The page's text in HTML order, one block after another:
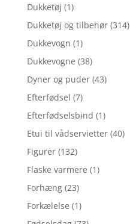
Dukketøj (1)
Dukketøj og tilbehør (314)
Dukkevogn (1)
Dukkevogne (38)
Dyner og puder (43)
Efterfødsel (7)
Efterfødselsbind (1)
Etui til vådservietter (40)
Figurer (132)
Flaske varmere (1)
Forhæng (23)
Forkælelse (1)